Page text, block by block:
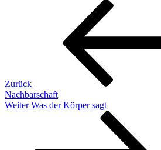
Beitragsnavigation
Zurück
Nachbarschaft
Nächster
Weiter Was der Körper sagt